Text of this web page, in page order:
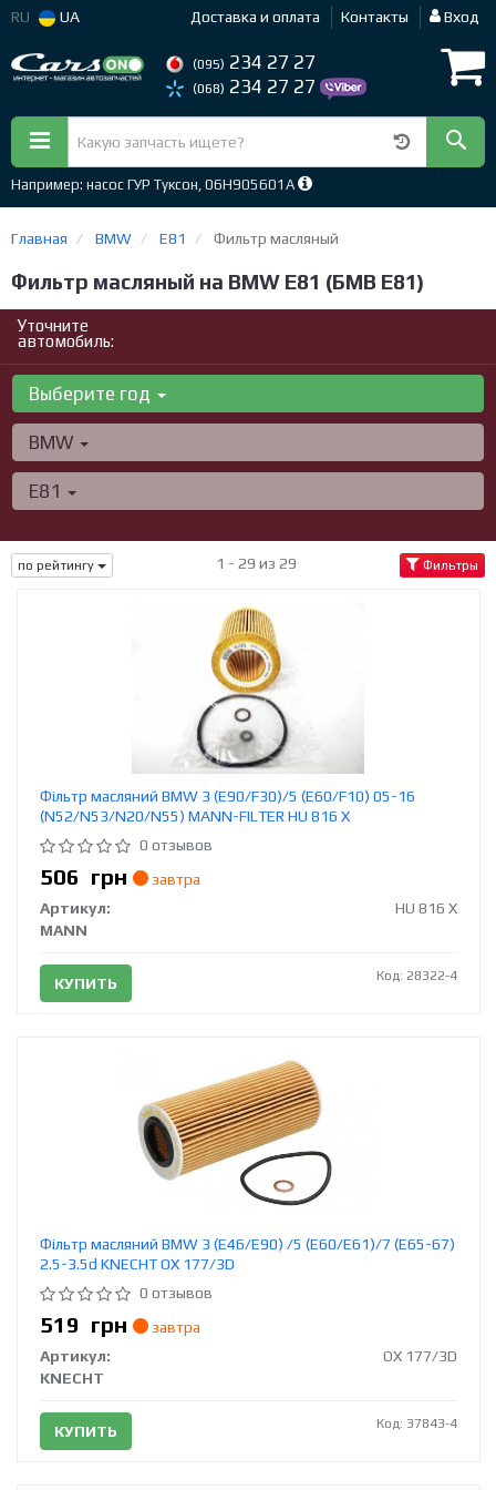
RU UA Доставка и оплата Контакты Вход
(095) 234 27 27
(068) 234 27 27
Например: насос ГУР Туксон, 06H905601A
Главная BMW E81 Фильтр масляный
Фильтр масляный на BMW E81 (БМВ Е81)
Уточните
автомобиль:
Выберите год
BMW
E81
по рейтингу 1 - 29 из 29 Фильтры
Фільтр масляний BMW 3 (E90/F30)/5 (E60/F10) 05-16
(N52/N53/N20/N55) MANN-FILTER HU 816 X
0 отзывов
506 грн
завтра
Артикул:
HU 816 X
MANN
КУПИТЬ Код: 28322-4
Фільтр масляний BMW 3 (E46/E90) /5 (E60/E61)/7 (E65-67)
2.5-3.5d KNECHT OX 177/3D
0 отзывов
519 грн
завтра
Артикул:
OX 177/3D
KNECHT
КУПИТЬ Код: 37843-4